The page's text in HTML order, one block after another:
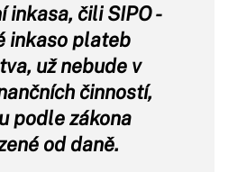
inkasa, čili SIPO -
inkaso plateb
už nebude v
činností,
podle zákona
od daně.